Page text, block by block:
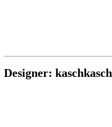
Designer: kaschkasch